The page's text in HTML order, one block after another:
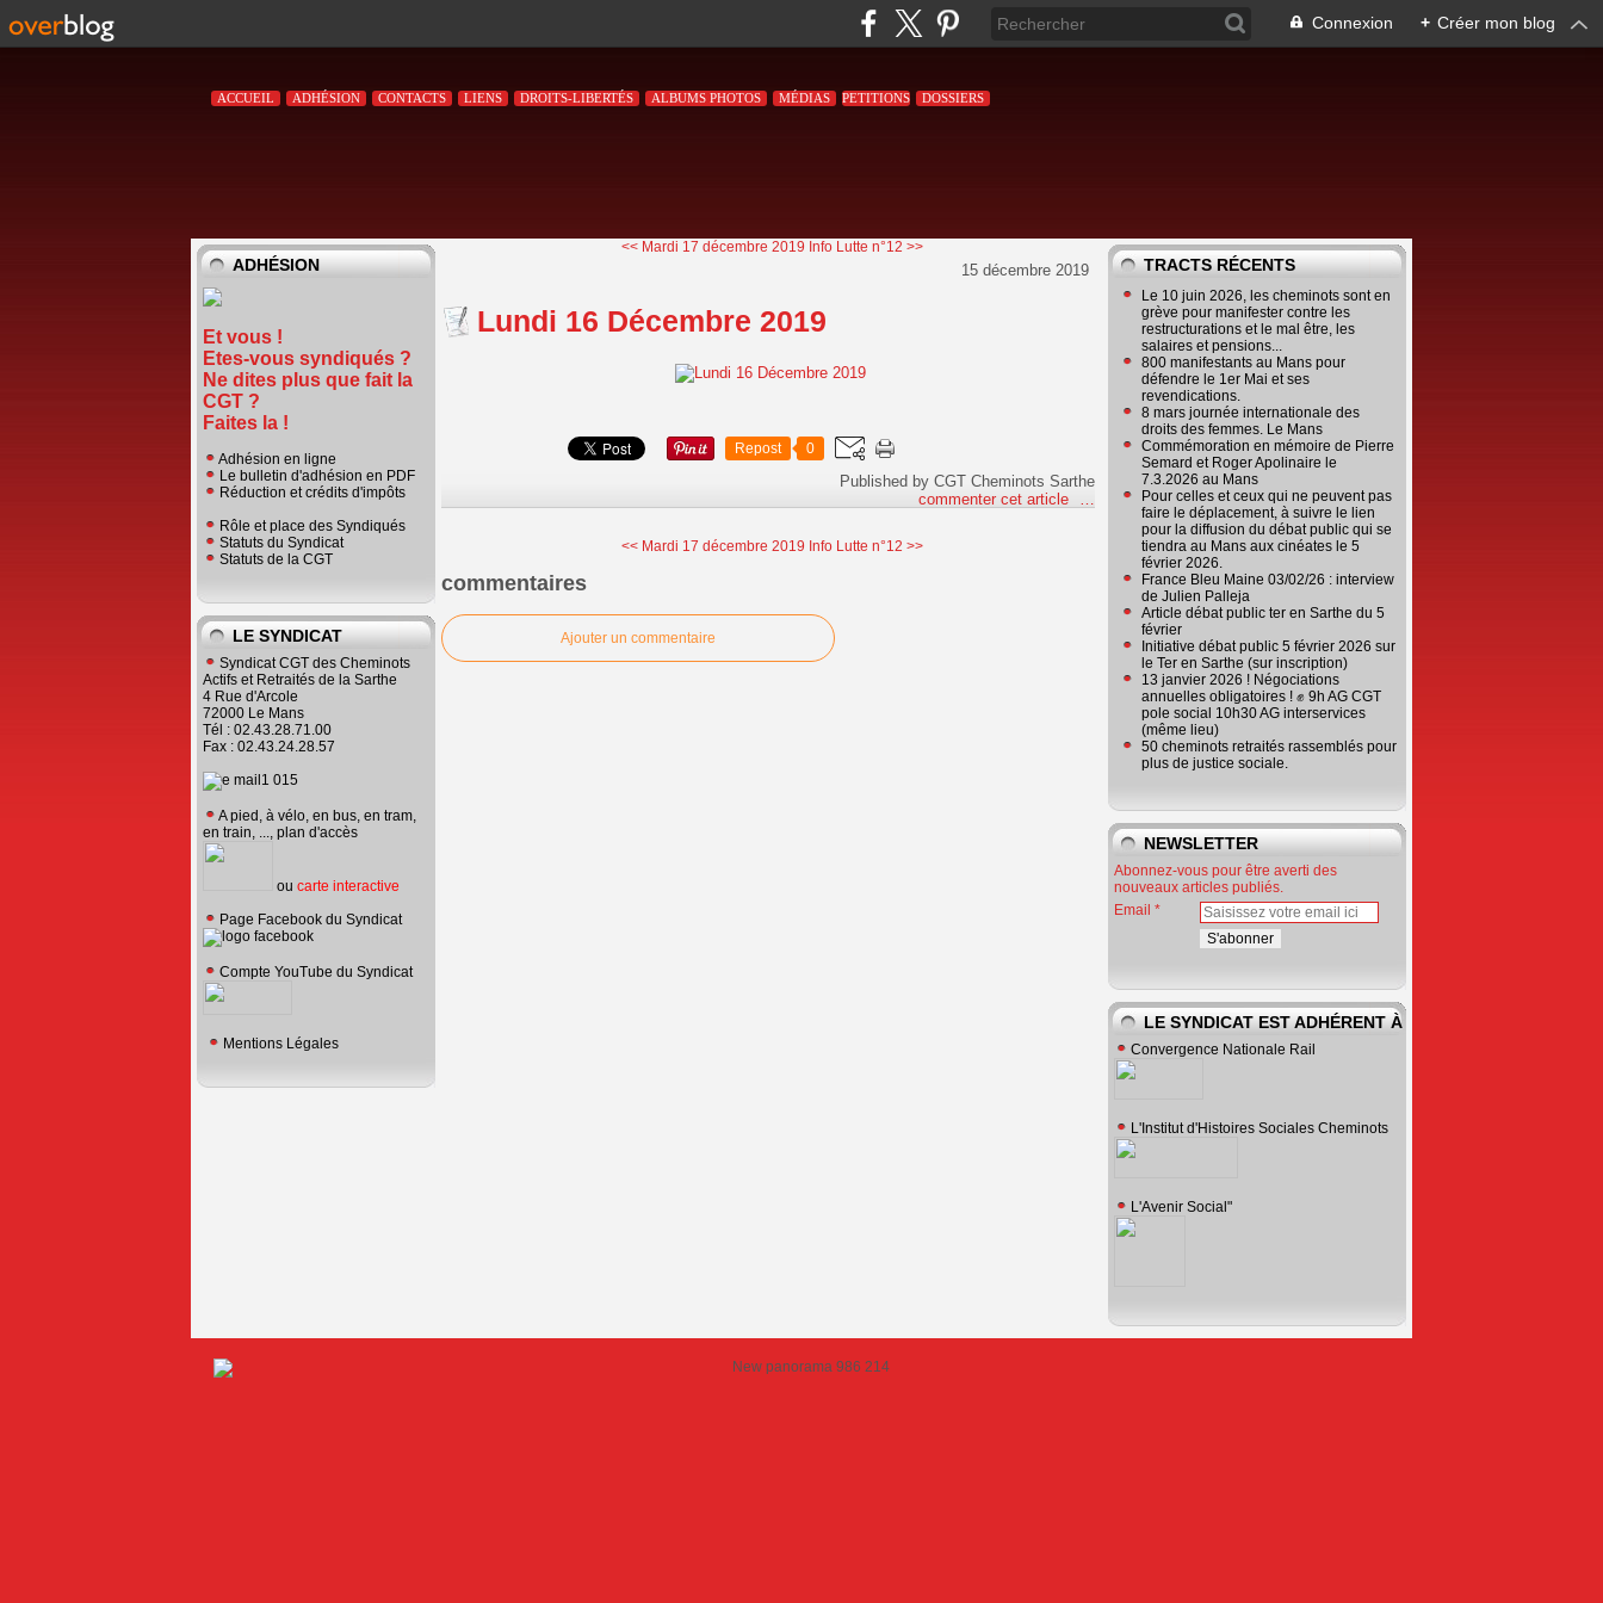
Connexion + Créer mon blog
ACCUEIL ADHÉSION CONTACTS LIENS DROITS-LIBERTÉS ALBUMS PHOTOS MÉDIAS PETITIONS DOSSIERS
ADHÉSION
Et vous !
Etes-vous syndiqués ?
Ne dites plus que fait la
CGT ?
Faites la !
Adhésion en ligne
Le bulletin d'adhésion en PDF
Réduction et crédits d'impôts
Rôle et place des Syndiqués
Statuts du Syndicat
Statuts de la CGT
LE SYNDICAT
Syndicat CGT des Cheminots
Actifs et Retraités de la Sarthe
4 Rue d'Arcole
72000 Le Mans
Tél : 02.43.28.71.00
Fax : 02.43.24.28.57
A pied, à vélo, en bus, en tram,
en train, ..., plan d'accès
ou carte interactive
Page Facebook du Syndicat
Compte YouTube du Syndicat
Mentions Légales
<< Mardi 17 décembre 2019 Info Lutte n°12 >>
15 décembre 2019
Lundi 16 Décembre 2019
Repost 0
Published by CGT Cheminots Sarthe
commenter cet article
<< Mardi 17 décembre 2019 Info Lutte n°12 >>
commentaires
Ajouter un commentaire
TRACTS RÉCENTS
Le 10 juin 2026, les cheminots sont en
grève pour manifester contre les
restructurations et le mal être, les
salaires et pensions...
800 manifestants au Mans pour
défendre le 1er Mai et ses
revendications.
8 mars journée internationale des
droits des femmes. Le Mans
Commémoration en mémoire de Pierre
Semard et Roger Apolinaire le
7.3.2026 au Mans
Pour celles et ceux qui ne peuvent pas
faire le déplacement, à suivre le lien
pour la diffusion du débat public qui se
tiendra au Mans aux cinéates le 5
février 2026.
France Bleu Maine 03/02/26 : interview
de Julien Palleja
Article débat public ter en Sarthe du 5
février
Initiative débat public 5 février 2026 sur
le Ter en Sarthe (sur inscription)
13 janvier 2026 ! Négociations
annuelles obligatoires ! ✊ 9h AG CGT
pole social 10h30 AG interservices
(même lieu)
50 cheminots retraités rassemblés pour
plus de justice sociale.
NEWSLETTER
Abonnez-vous pour être averti des
nouveaux articles publiés.
Email
LE SYNDICAT EST ADHÉRENT À
Convergence Nationale Rail
L'Institut d'Histoires Sociales Cheminots
L'Avenir Social"